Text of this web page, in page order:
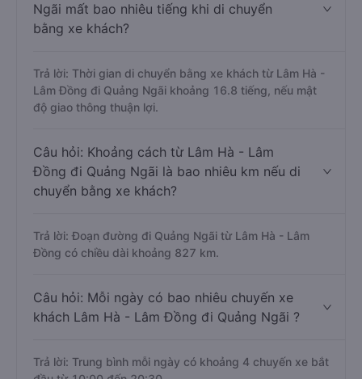
Ngãi mất bao nhiêu tiếng khi di chuyển
bằng xe khách?
Trả lời: Thời gian di chuyển bằng xe khách từ Lâm Hà -
Lâm Đồng đi Quảng Ngãi khoảng 16.8 tiếng, nếu mật
độ giao thông thuận lợi.
Câu hỏi: Khoảng cách từ Lâm Hà - Lâm
Đồng đi Quảng Ngãi là bao nhiêu km nếu di
chuyển bằng xe khách?
Trả lời: Đoạn đường đi Quảng Ngãi từ Lâm Hà - Lâm
Đồng có chiều dài khoảng 827 km.
Câu hỏi: Mỗi ngày có bao nhiêu chuyến xe
khách Lâm Hà - Lâm Đồng đi Quảng Ngãi ?
Trả lời: Trung bình mỗi ngày có khoảng 4 chuyến xe bắt